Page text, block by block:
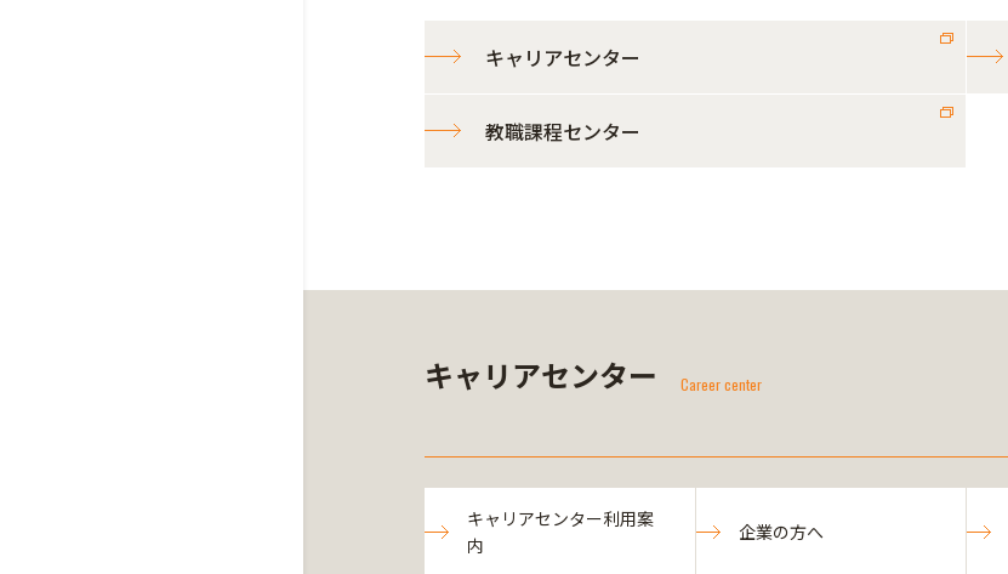
キャリアセンター
教職課程センター
キャリアセンター Career center
キャリアセンター利用案
内
企業の方へ